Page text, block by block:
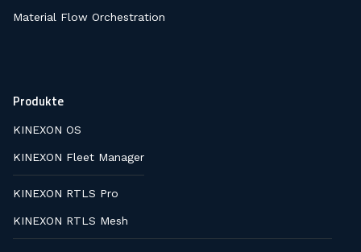
Material Flow Orchestration
Produkte
KINEXON OS
KINEXON Fleet Manager
KINEXON RTLS Pro
KINEXON RTLS Mesh